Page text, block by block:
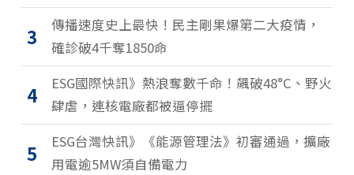
3
傳播速度史上最快！民主剛果爆第二大疫情，
確診破4千奪1850命
4
ESG國際快訊》熱浪奪數千命！飆破48°C、野火
肆虐，連核電廠都被逼停擺
5
ESG台灣快訊》《能源管理法》初審通過，擴廠
用電逾5MW須自備電力